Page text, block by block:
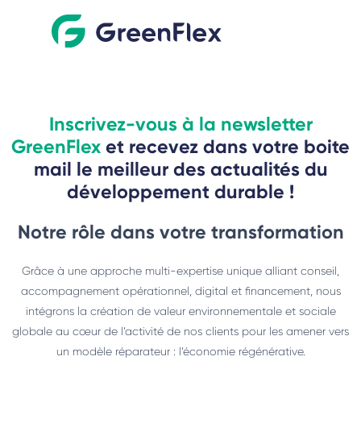
Inscrivez-vous à la newsletter
GreenFlex et recevez dans votre boite
mail le meilleur des actualités du
développement durable !
Notre rôle dans votre transformation
Grâce à une approche multi-expertise unique alliant conseil,
accompagnement opérationnel, digital et financement, nous
intégrons la création de valeur environnementale et sociale
globale au cœur de l’activité de nos clients pour les amener vers
un modèle réparateur : l’économie régénérative.